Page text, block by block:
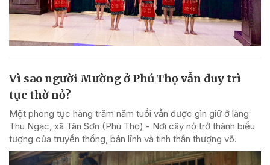
Vì sao người Mường ở Phú Thọ vẫn duy trì
tục thờ nỏ?
Một phong tục hàng trăm năm tuổi vẫn được gìn giữ ở làng
Thu Ngạc, xã Tân Sơn (Phú Thọ) - Nơi cây nỏ trở thành biểu
tượng của truyền thống, bản lĩnh và tinh thần thượng võ.